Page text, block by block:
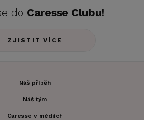
do Caresse Clubu!
ZJISTIT VÍCE
Náš příběh
Náš tým
Caresse v médiích